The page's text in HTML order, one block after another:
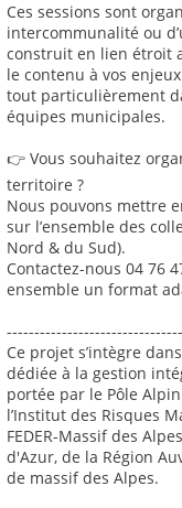
Ces sessions sont
intercommunalité ou
construit en lien étroit
le contenu à vos
tout particulièrement
équipes municipales.
👉 Vous souhaitez
territoire ?
Nous pouvons mettre
sur l’ensemble des
Nord & du Sud).
Contactez-nous 04 76
ensemble un format
Ce projet s’intègre
dédiée à la gestion
portée par le Pôle
l’Institut des Risques
FEDER-Massif des
d'Azur, de la Région
de massif des Alpes.